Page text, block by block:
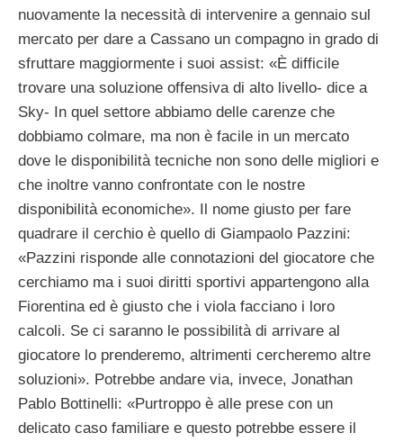
nuovamente la necessità di intervenire a gennaio sul
mercato per dare a Cassano un compagno in grado di
sfruttare maggiormente i suoi assist: «È difficile
trovare una soluzione offensiva di alto livello- dice a
Sky- In quel settore abbiamo delle carenze che
dobbiamo colmare, ma non è facile in un mercato
dove le disponibilità tecniche non sono delle migliori e
che inoltre vanno confrontate con le nostre
disponibilità economiche». Il nome giusto per fare
quadrare il cerchio è quello di Giampaolo Pazzini:
«Pazzini risponde alle connotazioni del giocatore che
cerchiamo ma i suoi diritti sportivi appartengono alla
Fiorentina ed è giusto che i viola facciano i loro
calcoli. Se ci saranno le possibilità di arrivare al
giocatore lo prenderemo, altrimenti cercheremo altre
soluzioni». Potrebbe andare via, invece, Jonathan
Pablo Bottinelli: «Purtroppo è alle prese con un
delicato caso familiare e questo potrebbe essere il